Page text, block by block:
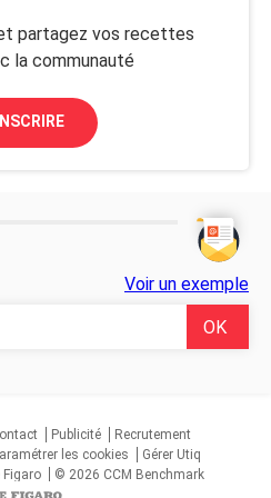
partagez vos recettes
la communauté
Voir un exemple
Publicité
Recrutement
les cookies
Gérer Utiq
Figaro © 2026 CCM Benchmark